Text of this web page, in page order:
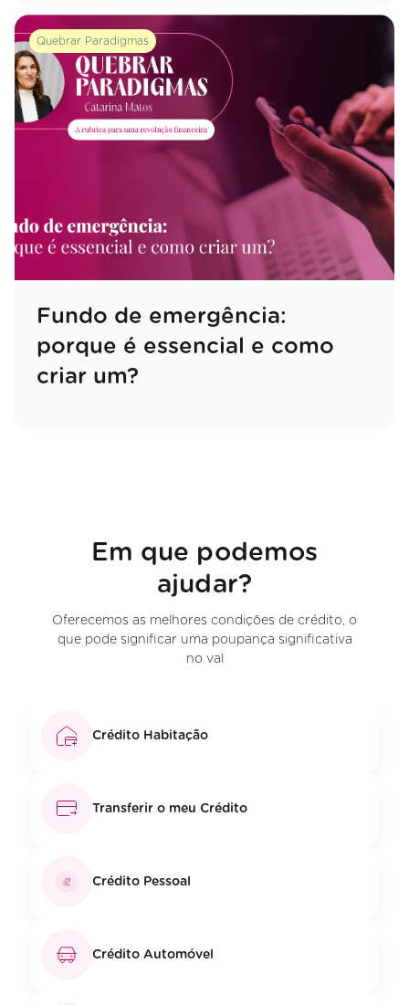
Quebrar Paradigmas
Fundo de emergência:
porque é essencial e como
criar um?
Em que podemos
ajudar?
Oferecemos as melhores condições de crédito, o
que pode significar uma poupança significativa
no val
Crédito Habitação
Transferir o meu Crédito
Crédito Pessoal
Crédito Automóvel